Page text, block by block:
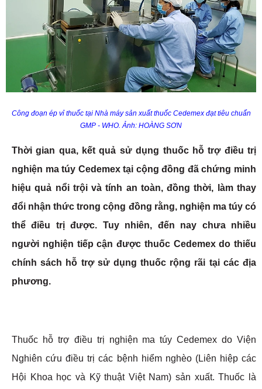
Công đoạn ép vỉ thuốc tại Nhà máy sản xuất thuốc Cedemex đạt tiêu chuẩn
GMP - WHO. Ảnh: HOÀNG SƠN
Thời gian qua, kết quả sử dụng thuốc hỗ trợ điều trị
nghiện ma túy Cedemex tại cộng đồng đã chứng minh
hiệu quả nổi trội và tính an toàn, đồng thời, làm thay
đổi nhận thức trong cộng đồng rằng, nghiện ma túy có
thể điều trị được. Tuy nhiên, đến nay chưa nhiều
người nghiện tiếp cận được thuốc Cedemex do thiếu
chính sách hỗ trợ sử dụng thuốc rộng rãi tại các địa
phương.
Thuốc hỗ trợ điều trị nghiện ma túy Cedemex do Viện
Nghiên cứu điều trị các bệnh hiểm nghèo (Liên hiệp các
Hội Khoa học và Kỹ thuật Việt Nam) sản xuất. Thuốc là